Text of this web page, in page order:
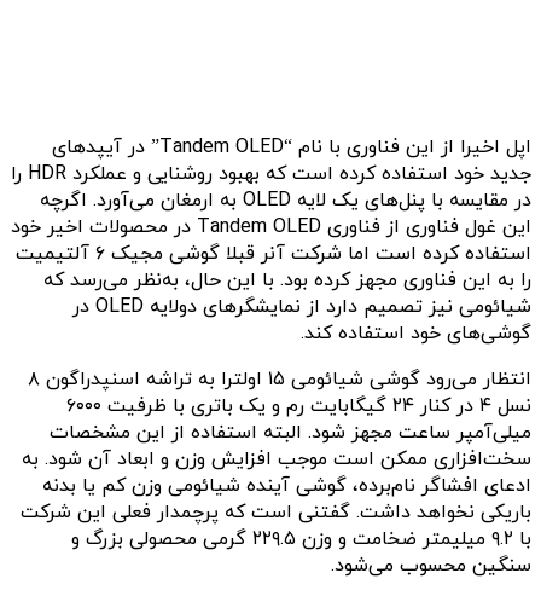
اپل اخیرا از این فناوری با نام “Tandem OLED” در آیپدهای
جدید خود استفاده کرده است که بهبود روشنایی و عملکرد HDR را
در مقایسه با پنل‌های یک لایه OLED به ارمغان می‌آورد. اگرچه
این غول فناوری از فناوری Tandem OLED در محصولات اخیر خود
استفاده کرده است اما شرکت آنر قبلا گوشی مجیک ۶ آلتیمیت
را به این فناوری مجهز کرده بود. با این حال، به‌نظر می‌رسد که
شیائومی نیز تصمیم دارد از نمایشگرهای دولایه OLED در
گوشی‌های خود استفاده کند.
انتظار می‌رود گوشی شیائومی ۱۵ اولترا به تراشه اسنپدراگون ۸
نسل ۴ در کنار ۲۴ گیگابایت رم و یک باتری با ظرفیت ۶۰۰۰
میلی‌آمپر ساعت مجهز شود. البته استفاده از این مشخصات
سخت‌افزاری ممکن است موجب افزایش وزن و ابعاد آن شود. به
ادعای افشاگر نام‌برده، گوشی آینده شیائومی وزن کم یا بدنه
باریکی نخواهد داشت. گفتنی است که پرچمدار فعلی این شرکت
با ۹.۲ میلیمتر ضخامت و وزن ۲۲۹.۵ گرمی محصولی بزرگ و
سنگین محسوب می‌شود.